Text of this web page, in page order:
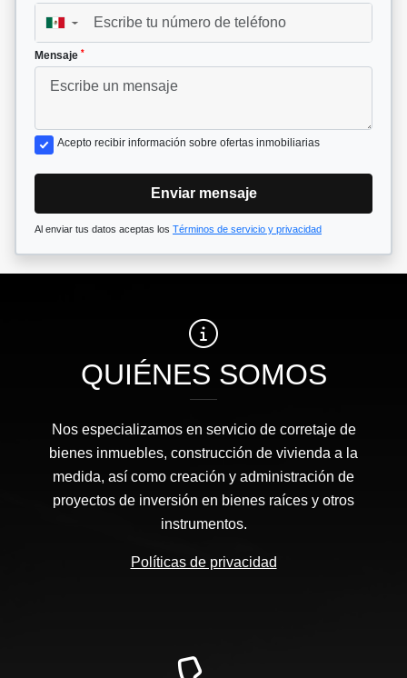
▼
Mensaje *
Acepto recibir información sobre ofertas inmobiliarias
Enviar mensaje
Al enviar tus datos aceptas los Términos de servicio y privacidad
QUIÉNES SOMOS
Nos especializamos en servicio de corretaje de
bienes inmuebles, construcción de vivienda a la
medida, así como creación y administración de
proyectos de inversión en bienes raíces y otros
instrumentos.
Políticas de privacidad